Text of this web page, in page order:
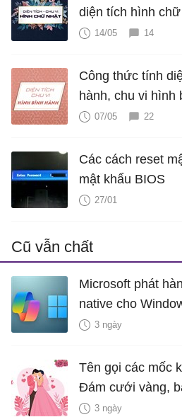
diện tích hình
14/05 14
Công thức tính
hành, chu vi hình
07/05 22
Các cách reset
mật khẩu BIOS
27/01
Cũ vẫn chất
Microsoft phát
native cho
năng mới Hữu Ích
3 ngày
Tên gọi các mốc
Đám cưới vàng,
là bao nhiêu năm?
3 ngày